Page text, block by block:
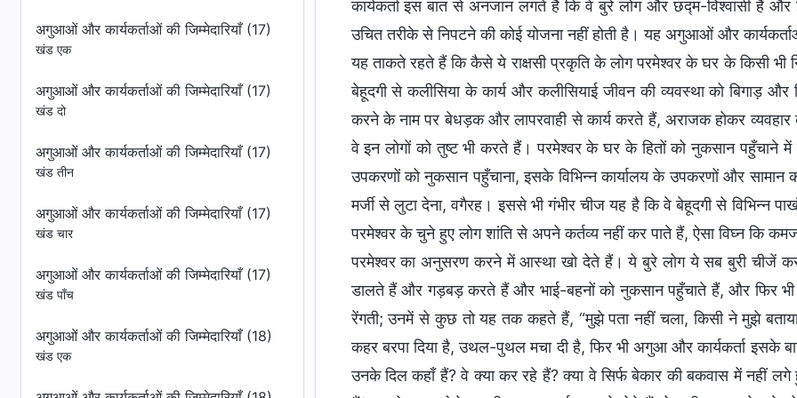
अगुआओं और कार्यकर्ताओं की जिम्मेदारियाँ (17)
खंड एक
अगुआओं और कार्यकर्ताओं की जिम्मेदारियाँ (17)
खंड दो
अगुआओं और कार्यकर्ताओं की जिम्मेदारियाँ (17)
खंड तीन
अगुआओं और कार्यकर्ताओं की जिम्मेदारियाँ (17)
खंड चार
अगुआओं और कार्यकर्ताओं की जिम्मेदारियाँ (17)
खंड पाँच
अगुआओं और कार्यकर्ताओं की जिम्मेदारियाँ (18)
खंड एक
कार्यकर्ता इस बात से अनजान लगते हैं कि वे बुरे लोग और छद्म-विश्वासी हैं